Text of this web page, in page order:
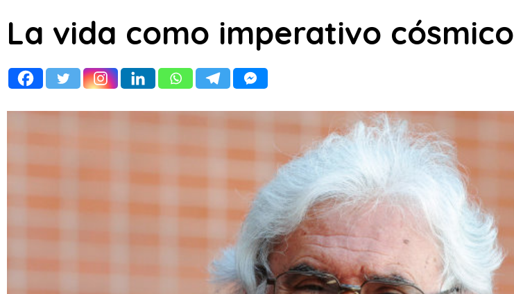
La vida como imperativo cósmico